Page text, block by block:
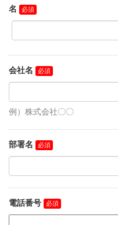
名
会社名
例）株式会社〇〇
部署名
電話番号